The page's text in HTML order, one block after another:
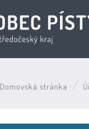
Domovská stránka